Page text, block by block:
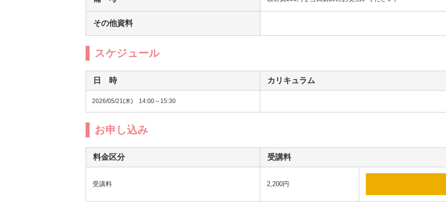
その他資料
スケジュール
日 時 カリキュラム
2026/05/21(木) 14:00～15:30
お申し込み
料金区分 受講料
受講料 2,200円